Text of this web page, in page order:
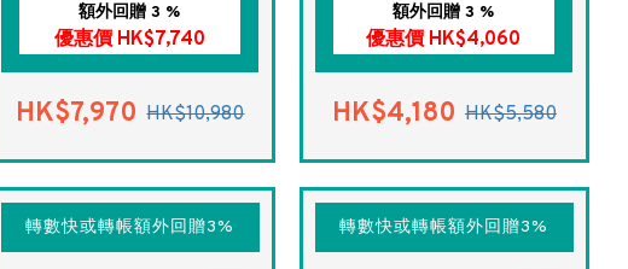
額外回贈 3 %
優惠價 HK$7,740
HK$7,970 HK$10,980
額外回贈 3 %
優惠價 HK$4,060
HK$4,180 HK$5,580
轉數快或轉帳額外回贈3% 轉數快或轉帳額外回贈3%